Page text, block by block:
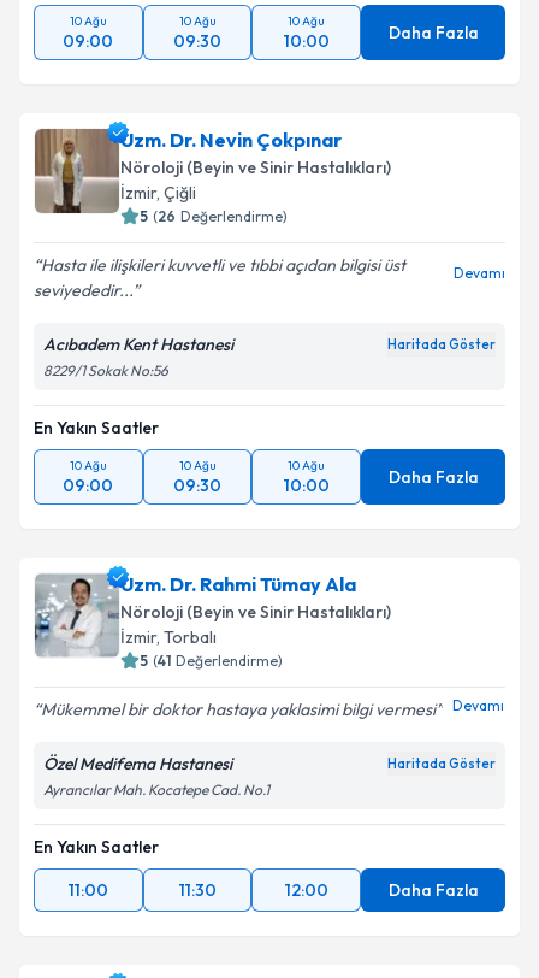
10 Ağu
09:00
10 Ağu
09:30
10 Ağu
10:00 Daha Fazla
Uzm. Dr. Nevin Çokpınar
Nöroloji (Beyin ve Sinir Hastalıkları)
İzmir, Çiğli
5 (26 Değerlendirme)
Hasta ile ilişkileri kuvvetli ve tıbbi açıdan bilgisi üst
seviyededir...
Devamı
Acıbadem Kent Hastanesi Haritada Göster
8229/1 Sokak No:56
En Yakın Saatler
10 Ağu
09:00
10 Ağu
09:30
10 Ağu
10:00 Daha Fazla
Uzm. Dr. Rahmi Tümay Ala
Nöroloji (Beyin ve Sinir Hastalıkları)
İzmir, Torbalı
5 (41 Değerlendirme)
Mükemmel bir doktor hastaya yaklasimi bilgi vermesi Devamı
Özel Medifema Hastanesi Haritada Göster
Ayrancılar Mah. Kocatepe Cad. No.1
En Yakın Saatler
11:00
11:30 12:00 Daha Fazla